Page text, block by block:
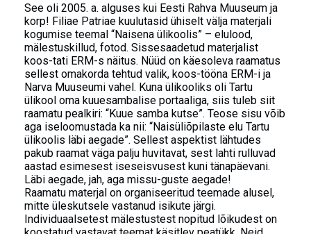
See oli 2005. a. alguses kui Eesti Rahva Muuseum ja
korp! Filiae Patriae kuulutasid ühiselt välja materjali
kogumise teemal “Naisena ülikoolis” – elulood,
mälestuskillud, fotod. Sissesaadetud materjalist
koos-tati ERM-s näitus. Nüüd on käesoleva raamatus
sellest omakorda tehtud valik, koos-tööna ERM-i ja
Narva Muuseumi vahel. Kuna ülikooliks oli Tartu
ülikool oma kuuesambalise portaaliga, siis tuleb siit
raamatu pealkiri: “Kuue samba kutse”. Teose sisu võib
aga iseloomustada ka nii: “Naisüliõpilaste elu Tartu
ülikoolis läbi aegade”. Sellest aspektist lähtudes
pakub raamat väga palju huvitavat, sest lahti rulluvad
aastad esimesest iseseisvusest kuni tänapäevani.
Läbi aegade, jah, aga missu-guste aegade!
Raamatu materjal on organiseeritud teemade alusel,
mitte üleskutsele vastanud isikute järgi.
Individuaalsetest mälestustest nopitud lõikudest on